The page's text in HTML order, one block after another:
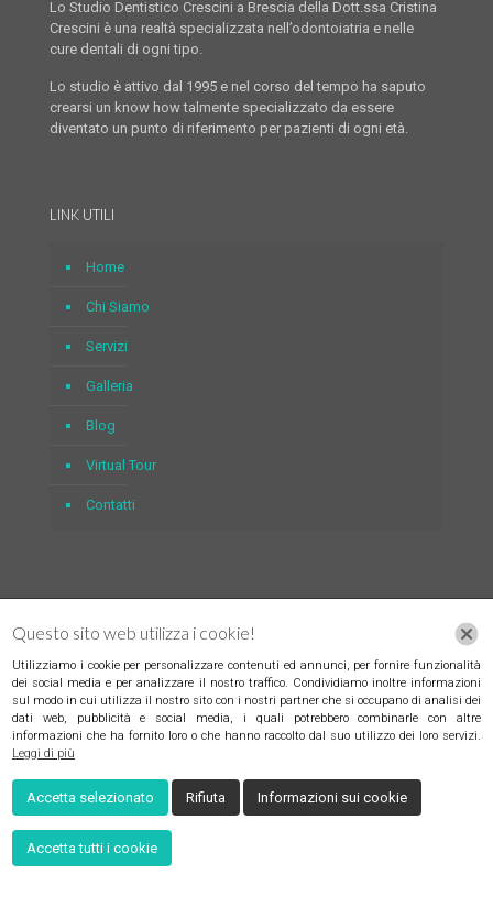
Lo Studio Dentistico Crescini a Brescia della Dott.ssa Cristina
Crescini è una realtà specializzata nell’odontoiatria e nelle
cure dentali di ogni tipo.
Lo studio è attivo dal 1995 e nel corso del tempo ha saputo
crearsi un know how talmente specializzato da essere
diventato un punto di riferimento per pazienti di ogni età.
LINK UTILI
Home
Chi Siamo
Servizi
Galleria
Blog
Virtual Tour
Contatti
Via Lodovico Pavoni, 32, 25128 Brescia BS
cristinacrescini@gmail.com
+39 030 397 970
Questo sito web utilizza i cookie!
Utilizziamo i cookie per personalizzare contenuti ed annunci, per fornire funzionalità
dei social media e per analizzare il nostro traffico. Condividiamo inoltre informazioni
sul modo in cui utilizza il nostro sito con i nostri partner che si occupano di analisi dei
dati web, pubblicità e social media, i quali potrebbero combinarle con altre
informazioni che ha fornito loro o che hanno raccolto dal suo utilizzo dei loro servizi.
Leggi di più
Accetta selezionato Rifiuta Informazioni sui cookie
Accetta tutti i cookie